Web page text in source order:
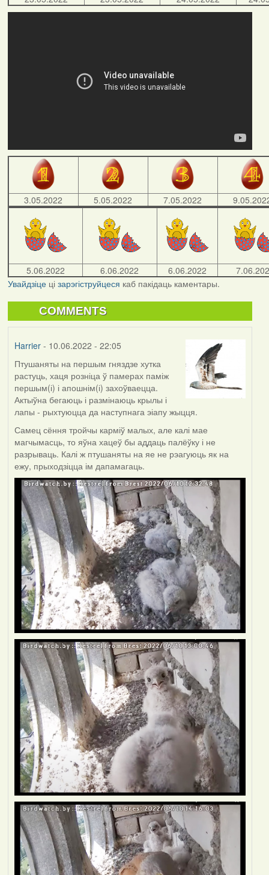
3.05.2022 5.05.2022 7.05.2022
5.06.2022 6.06.2022 6.06.2022
Увайдзіцеці зарэгіструйцеся каб пакідаць каментары.
COMMENTS
Harrier- 10.06.2022 - 22:05
Птушаняты на першым гняздзе хутка
растуць, хаця розніца ў памерах паміж
першым(і) і апошнім(і) захоўваецца.
Актыўна бегаюць і размінаюць крылы і
лапы - рыхтуюцца да наступнага эіапу жыцця.
Самец сёння тройчы карміў малых, але калі мае
магчымасць, то яўна хацеў бы аддаць палёўку і не
разрываць. Калі ж птушаняты на яе не рэагуюць як на
ежу, прыходзіцца ім дапамагаць.